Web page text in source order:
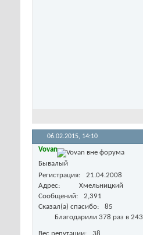
06.02.2015, 14:10
Vovan
Бывалый
Регистрация
21.04.2008
Адрес
Хмельницкий
Сообщений
2,391
Сказал(а) спасибо
85
Благодарили 378 раз в 243
Вес репутации 38